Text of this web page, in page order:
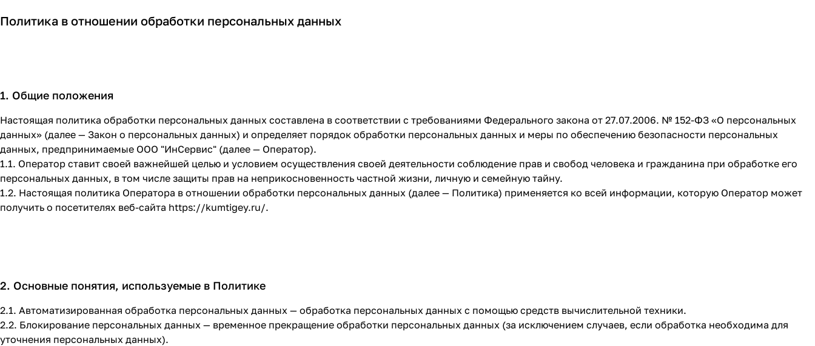
Политика в отношении обработки персональных данных
1. Общие положения
Настоящая политика обработки персональных данных составлена в соответствии с требованиями Федерального закона от 27.07.2006. № 152-ФЗ «О персональных
данных» (далее — Закон о персональных данных) и определяет порядок обработки персональных данных и меры по обеспечению безопасности персональных
данных, предпринимаемые ООО "ИнСервис" (далее — Оператор).
1.1. Оператор ставит своей важнейшей целью и условием осуществления своей деятельности соблюдение прав и свобод человека и гражданина при обработке его
персональных данных, в том числе защиты прав на неприкосновенность частной жизни, личную и семейную тайну.
1.2. Настоящая политика Оператора в отношении обработки персональных данных (далее — Политика) применяется ко всей информации, которую Оператор может
получить о посетителях веб-сайта https://kumtigey.ru/.
2. Основные понятия, используемые в Политике
2.1. Автоматизированная обработка персональных данных — обработка персональных данных с помощью средств вычислительной техники.
2.2. Блокирование персональных данных — временное прекращение обработки персональных данных (за исключением случаев, если обработка необходима для
уточнения персональных данных).
Сегодня
Оплачивайте сегодня только
% картой любого банка